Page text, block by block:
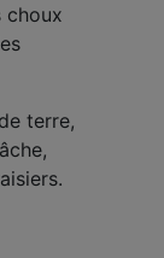
choux
terre,